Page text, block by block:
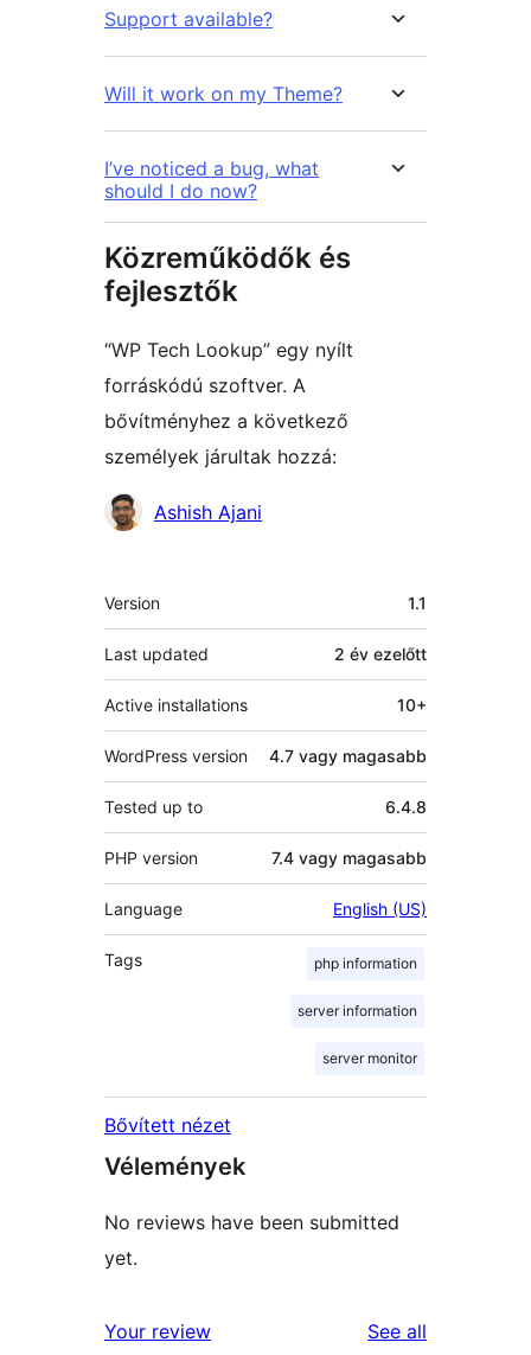
Support available?
Will it work on my Theme?
I’ve noticed a bug, what
should I do now?
Közreműködők és
fejlesztők
“WP Tech Lookup” egy nyílt
forráskódú szoftver. A
bővítményhez a következő
személyek járultak hozzá:
Közreműködők
Ashish Ajani
Meta
Version 1.1
Last updated 2 év ezelőtt
Active installations 10+
WordPress version 4.7 vagy magasabb
Tested up to 6.4.8
PHP version 7.4 vagy magasabb
Language English (US)
Tags php information
server information
server monitor
Bővített nézet
Vélemények
No reviews have been submitted
yet.
Your review See all